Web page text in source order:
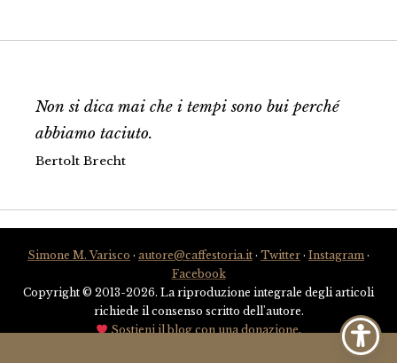
Non si dica mai che i tempi sono bui perché
abbiamo taciuto.
Bertolt Brecht
Simone M. Varisco · autore@caffestoria.it · Twitter · Instagram ·
Facebook
Copyright © 2013-2026. La riproduzione integrale degli articoli
richiede il consenso scritto dell'autore.
Sostieni il blog con una donazione.